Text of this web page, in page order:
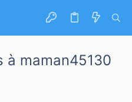
à maman45130